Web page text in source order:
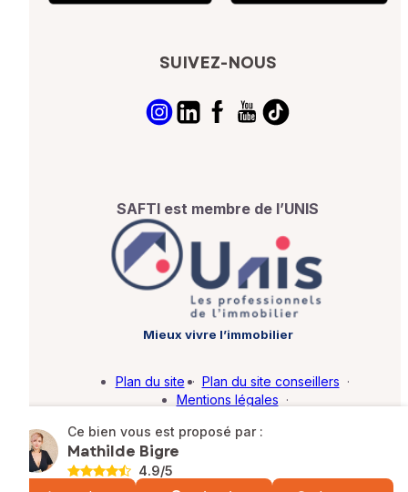
Ce bien vous est proposé par :
Mathilde Bigre
4.9/5
SUIVEZ-NOUS
SAFTI est membre de l’UNIS
Mieux vivre l’immobilier
© SAFTI 2026. Tous droits réservés.
Plan du site · Plan du site conseillers ·
Mentions légales ·
Barème d'honoraires · Paramétrer mes cookies